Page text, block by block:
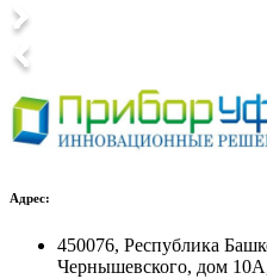
Адрес:
450076, Республика
Чернышевского, дом